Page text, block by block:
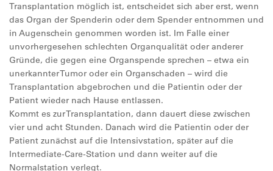
Transplantation möglich ist, entscheidet sich aber erst, wenn
das Organ der Spenderin oder dem Spender entnommen und
in Augenschein genommen worden ist. Im Falle einer
unvorhergesehen schlechten Organqualität oder anderer
Gründe, die gegen eine Organspende sprechen – etwa ein
unerkannter Tumor oder ein Organschaden – wird die
Transplantation abgebrochen und die Patientin oder der
Patient wieder nach Hause entlassen.
Kommt es zur Transplantation, dann dauert diese zwischen
vier und acht Stunden. Danach wird die Patientin oder der
Patient zunächst auf die Intensivstation, später auf die
Intermediate-Care-Station und dann weiter auf die
Normalstation verlegt.